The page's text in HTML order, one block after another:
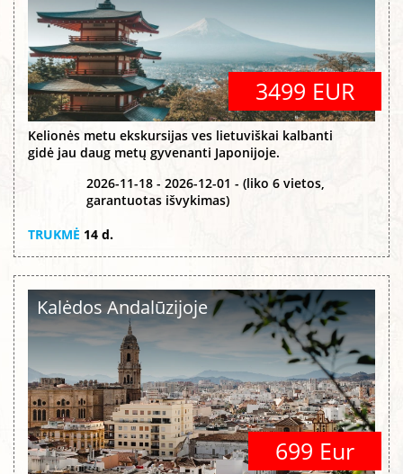
3499 EUR
Kelionės metu ekskursijas ves lietuviškai kalbanti
gidė jau daug metų gyvenanti Japonijoje.
2026-11-18 - 2026-12-01 - (liko 6 vietos,
garantuotas išvykimas)
TRUKMĖ 14 d.
Kalėdos Andalūzijoje
699 Eur